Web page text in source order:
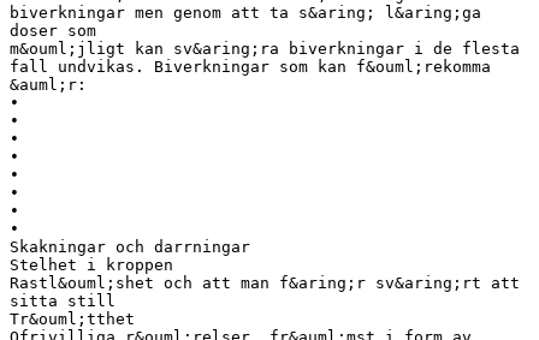
biverkningar men genom att ta s&aring; l&aring;ga
doser som
m&ouml;jligt kan sv&aring;ra biverkningar i de flesta
fall undvikas. Biverkningar som kan f&ouml;rekomma
&auml;r:
•
•
•
•
•
•
•
•
Skakningar och darrningar
Stelhet i kroppen
Rastl&ouml;shet och att man f&aring;r sv&aring;rt att
sitta still
Tr&ouml;tthet